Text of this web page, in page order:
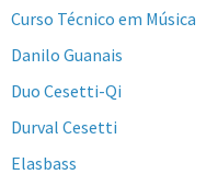
Curso Técnico em Música
Danilo Guanais
Duo Cesetti-Qi
Durval Cesetti
Elasbass